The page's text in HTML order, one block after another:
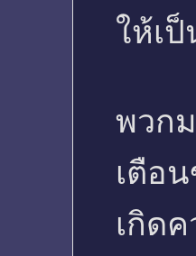
ให้เ
พวก
เตือ
เกิด